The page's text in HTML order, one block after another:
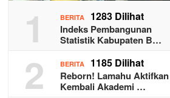
1 BERITA 1283 Dilihat
Indeks Pembangunan
Statistik Kabupaten B…
2 BERITA 1185 Dilihat
Reborn! Lamahu Aktifkan
Kembali Akademi …